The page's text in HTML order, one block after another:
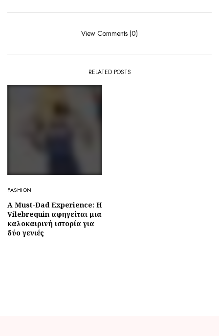
View Comments (0)
RELATED POSTS
FASHION
A Must-Dad Experience: Η
Vilebrequin αφηγείται μια
καλοκαιρινή ιστορία για
δύο γενιές